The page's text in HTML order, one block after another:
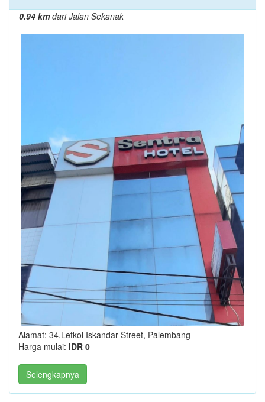
0.94 kmdari Jalan Sekanak
Alamat: 34,Letkol Iskandar Street, Palembang
Harga mulai: IDR 0
Selengkapnya